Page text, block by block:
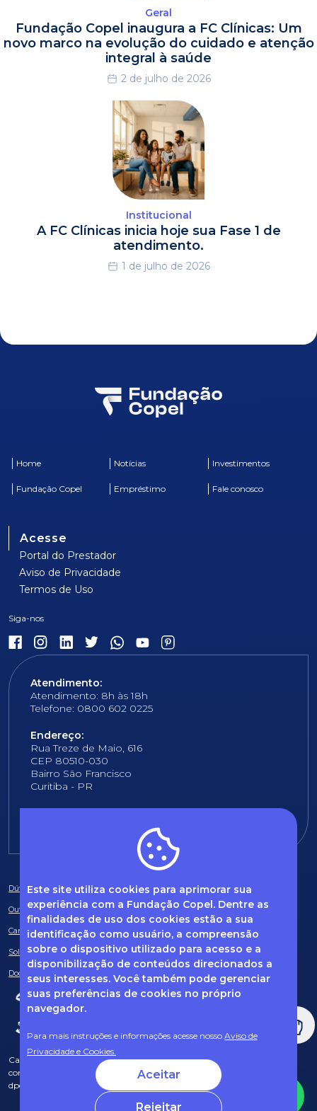
Este site utiliza cookies para aprimorar sua
experiência com a Fundação Copel. Dentre as
finalidades de uso dos cookies estão a sua
identificação como usuário, a compreensão
sobre o dispositivo utilizado para acesso e a
disponibilização de conteúdos direcionados a
seus interesses. Você também pode gerenciar
suas preferências de cookies no próprio
navegador.
Para mais instruções e informações acesse nosso Aviso de
Privacidade e Cookies.
Aceitar
Rejeitar
Geral
Fundação Copel inaugura a FC Clínicas: Um
novo marco na evolução do cuidado e atenção
integral à saúde
2 de julho de 2026
Institucional
A FC Clínicas inicia hoje sua Fase 1 de
atendimento.
1 de julho de 2026
Home Notícias Investimentos
Fundação Copel Empréstimo Fale conosco
Acesse
Portal do Prestador
Aviso de Privacidade
Termos de Uso
Atendimento:
Atendimento: 8h às 18h
Telefone: 0800 602 0225
Endereço:
Rua Treze de Maio, 616
CEP 80510-030
Bairro São Francisco
Curitiba - PR
Dúvidas frequentes
Ouvidoria
Canal de Denúncias
Solicitação de informações
Documentos obrigatórios
Caso tenha dúvidas sobre Privacidade de Dados e LGPD, entre em
contato com o nosso DPO (encarregado de dados) via e-mail:
dpo@fcopel.org.br